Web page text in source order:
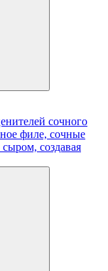
сочного
филе, сочные
создавая